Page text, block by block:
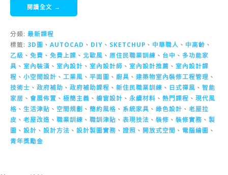
閱讀全文 →
分類: 最新課程
標籤: 3D圖 、 AUTOCAD 、 DIY 、 SKETCHUP 、 中華職人 、 中高齡 、
乙級 、 免費 、 免費上課 、 北歐風 、 原住民職業訓練 、 台中 、 多功能家
具 、 室內裝潢 、 室內設計 、 室內設計師 、 室內設計推薦 、 室內設計課
程 、 小空間設計 、 工業風 、 平面圖 、 廚具 、 建築物室內裝修工程管理 、
技術士 、 政府補助 、 政府補助課程 、 新住民職業訓練 、 日式禪風 、 智能
家居 、 會展佈置 、 極簡主義 、 櫥窗設計 、 永續材料 、 熱門課程 、 現代風
格 、 生活津貼 、 空間規劃 、 簡約風格 、 系統家具 、 綠色設計 、 老屋拉
皮 、 老屋改造 、 職業訓練 、 職訓津貼 、 表現技法 、 裝修 、 裝修實務 、 製
圖 、 設計 、 設計方法 、 設計製圖實務 、 證照 、 開放式空間 、 電腦繪圖 、
青年獎勵金